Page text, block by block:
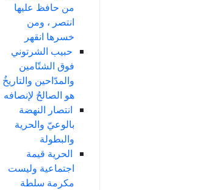
من حافظ عليها
انتصر ، ومن
خسرها انقهر
حبيب الشرتوني
فوق الشتّامين
والمدّاحين والتاريخُ
هو الصالحُ لإنصافه
انتصار النهضة
بالوعيّ والحرية
والبطولة
الحرية قيمة
اجتماعية وليست
مكرمة سلطة